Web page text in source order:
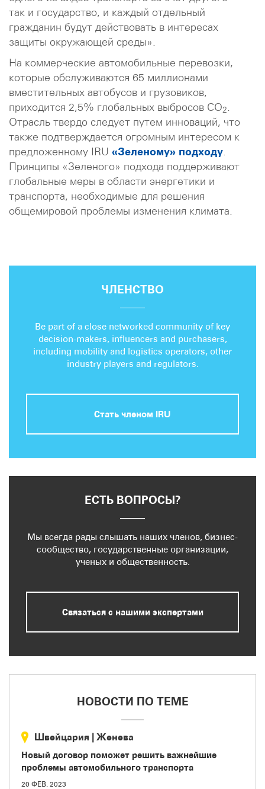
так и государство, и каждый отдельный
гражданин будут действовать в интересах
защиты окружающей среды».
На коммерческие автомобильные перевозки,
которые обслуживаются 65 миллионами
вместительных автобусов и грузовиков,
приходится 2,5% глобальных выбросов CO2
Отрасль твердо следует путем инноваций, что
также подтверждается огромным интересом к
предложенному IRU «Зеленому» подходу
Принципы «Зеленого» подхода поддерживают
глобальные меры в области энергетики и
транспорта, необходимые для решения
общемировой проблемы изменения климата.
ЧЛЕНСТВО
Be part of a close networked community of key
decision-makers, influencers and purchasers,
including mobility and logistics operators, other
industry players and regulators.
Стать членом IRU
ЕСТЬ ВОПРОСЫ?
Мы всегда рады слышать наших членов, бизнес-
сообщество, государственные организации,
ученых и общественность.
Связаться с нашими экспертами
НОВОСТИ ПО ТЕМЕ
Швейцария | Женева
Новый договор поможет решить важнейшие
проблемы автомобильного транспорта
20 ФЕВ. 2023